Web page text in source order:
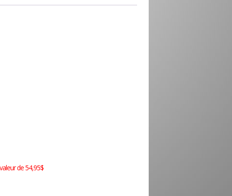
de 54,95$